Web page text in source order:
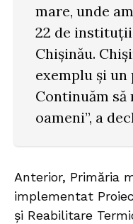
mare, unde
22 de
Chișinău.
exemplu și
Continuăm
oameni”, a
Anterior, Primăria
implementat
și Reabilitare